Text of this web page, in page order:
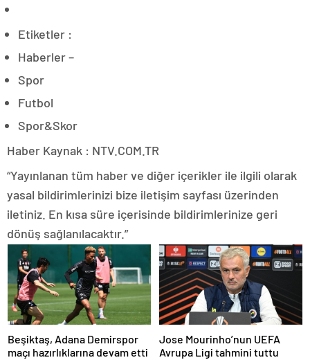
Etiketler :
Haberler –
Spor
Futbol
Spor&Skor
Haber Kaynak : NTV.COM.TR
“Yayınlanan tüm haber ve diğer içerikler ile ilgili olarak
yasal bildirimlerinizi bize iletişim sayfası üzerinden
iletiniz. En kısa süre içerisinde bildirimlerinize geri
dönüş sağlanılacaktır.”
Beşiktaş, Adana Demirspor
maçı hazırlıklarına devam etti
Jose Mourinho’nun UEFA
Avrupa Ligi tahmini tuttu